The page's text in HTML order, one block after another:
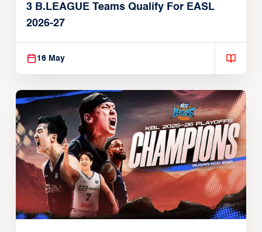
3 B.LEAGUE Teams Qualify For EASL
2026-27
16 May